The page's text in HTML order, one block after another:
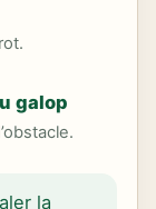
galop
la